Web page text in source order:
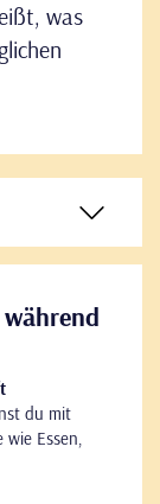
was
du mit
Essen,